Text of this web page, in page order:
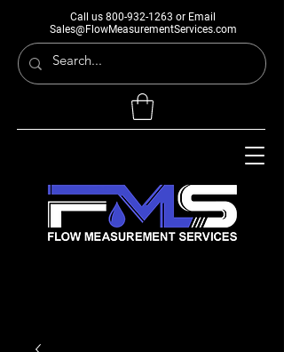
Call us 800-932-1263 or Email
Sales@FlowMeasurementServices.com